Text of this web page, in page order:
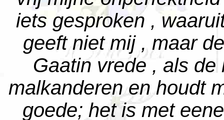
iets gesproken ,
geeft niet mij , maar
Gaatin vrede , als
malkanderen en houdt
goede; het is met